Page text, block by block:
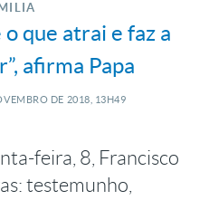
que atrai e faz a
afirma Papa
DE 2018, 13H49
feira, 8, Francisco
testemunho,